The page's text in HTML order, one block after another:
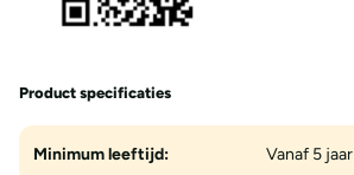
Product specificaties
Minimum leeftijd: Vanaf 5 jaar